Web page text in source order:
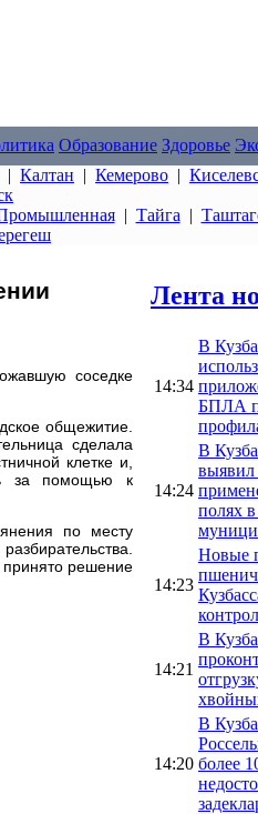
Образование Здоровье
| Калтан | Кемерово |
| Тайга |
соседке
общежитие.
сделала
клетке и,
за помощью к
по месту
принято решение
Лента
14:34
В
БПЛА
14:24
В
полях
14:23
Новые
14:21
В
14:20
В
более